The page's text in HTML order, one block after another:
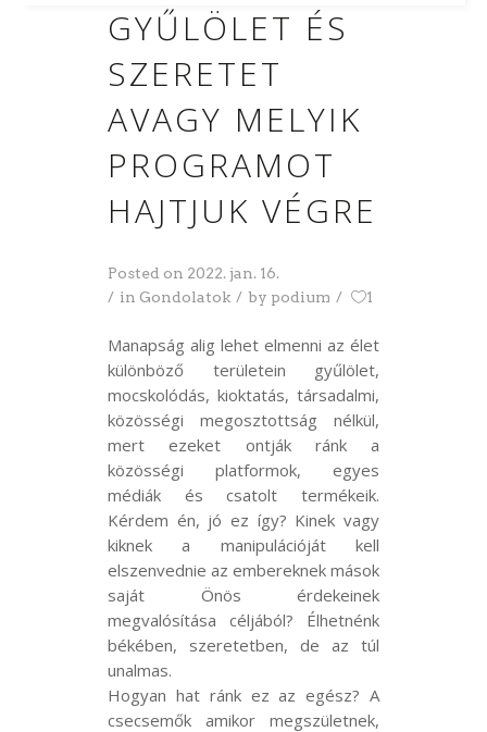
GYŰLÖLET ÉS
SZERETET
AVAGY MELYIK
PROGRAMOT
HAJTJUK VÉGRE
Posted on 2022. jan. 16.
in Gondolatok by podium 1
Manapság alig lehet elmenni az élet
különböző területein gyűlölet,
mocskolódás, kioktatás, társadalmi,
közösségi megosztottság nélkül,
mert ezeket ontják ránk a
közösségi platformok, egyes
médiák és csatolt termékeik.
Kérdem én, jó ez így? Kinek vagy
kiknek a manipulációját kell
elszenvednie az embereknek mások
saját Önös érdekeinek
megvalósítása céljából? Élhetnénk
békében, szeretetben, de az túl
unalmas.
Hogyan hat ránk ez az egész? A
csecsemők amikor megszületnek,